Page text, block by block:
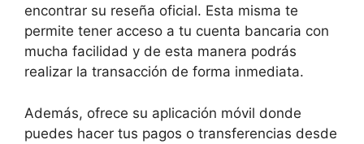
encontrar su reseña oficial. Esta misma te
permite tener acceso a tu cuenta bancaria con
mucha facilidad y de esta manera podrás
realizar la transacción de forma inmediata.
Además, ofrece su aplicación móvil donde
puedes hacer tus pagos o transferencias desde